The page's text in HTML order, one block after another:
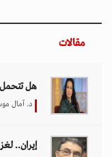
مقالات
هل تتحمل
د. آمال
إيران..